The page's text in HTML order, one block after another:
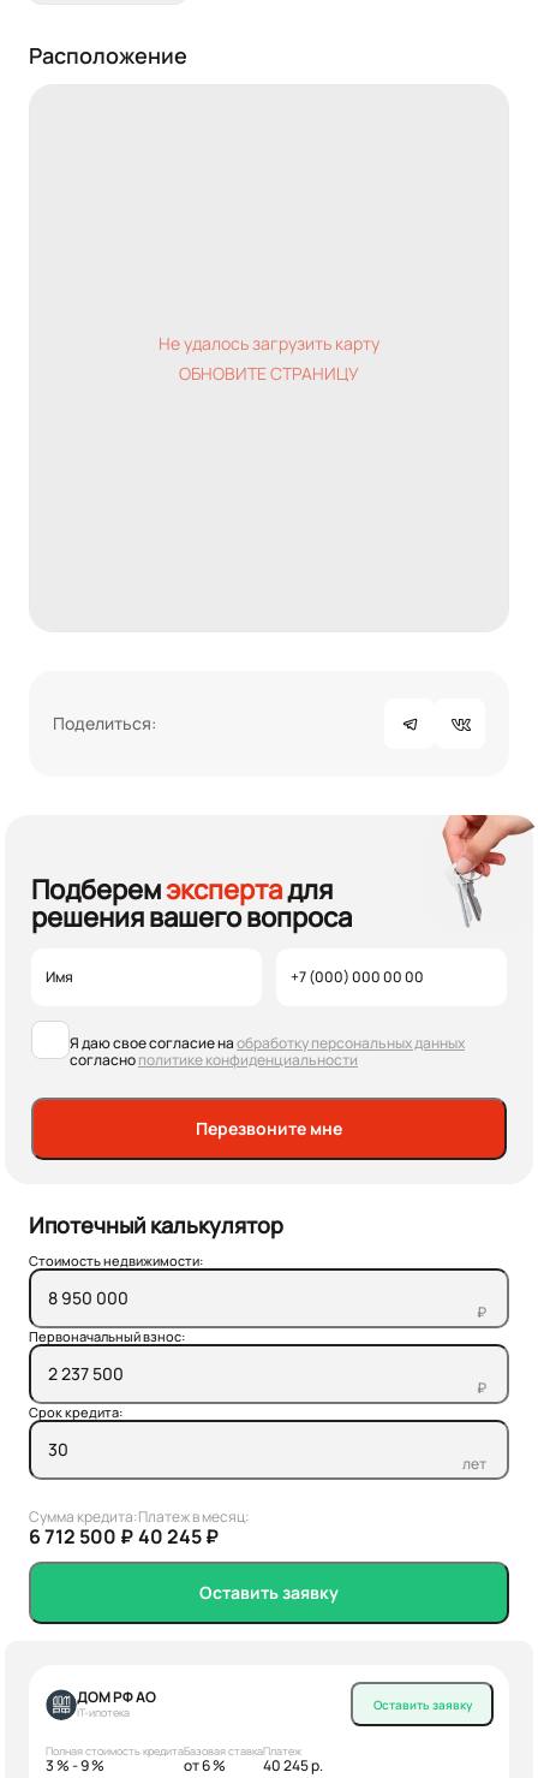
Расположение
Не удалось загрузить карту
ОБНОВИТЕ СТРАНИЦУ
Поделиться:
Подберемэкспертадля
решения вашего вопроса
Я даю свое согласие наобработку персональных данных
согласнополитике конфиденциальности
Перезвоните мне
Ипотечный калькулятор
Стоимость недвижимости:
₽
Первоначальный взнос:
₽
Срок кредита:
лет
Сумма кредита:
6 712 500 ₽
Платеж в месяц:
40 245 ₽
Оставить заявку
ДОМ РФ АО
IT-ипотека
Полная стоимость кредита
3 % - 9 %
Базовая ставка
от 6 %
Платеж
40 245 р.
Оставить заявку